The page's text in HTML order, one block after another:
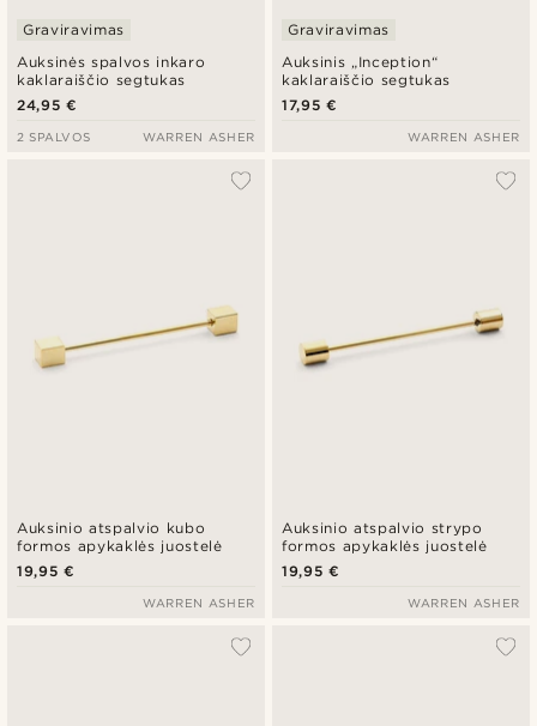
Auksinės spalvos inkaro
kaklaraiščio segtukas
Graviravimas
24,95 €
2 SPALVOS WARREN ASHER
Auksinis „Inception“
kaklaraiščio segtukas
Graviravimas
17,95 €
WARREN ASHER
Auksinio atspalvio kubo
formos apykaklės juostelė
19,95 €
WARREN ASHER
Auksinio atspalvio strypo
formos apykaklės juostelė
19,95 €
WARREN ASHER